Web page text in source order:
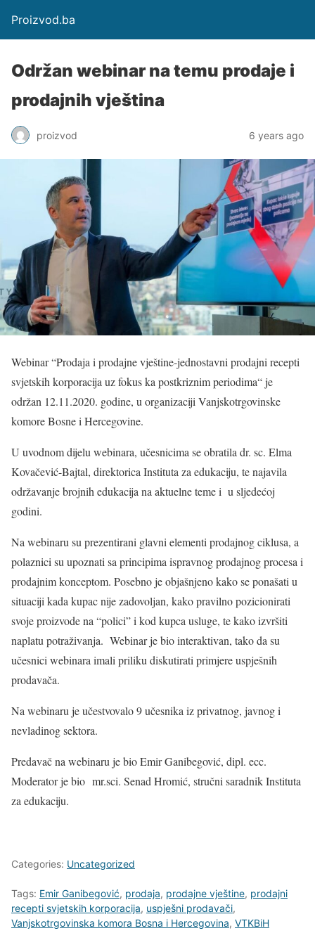
Proizvod.ba
Održan webinar na temu prodaje i
prodajnih vještina
proizvod 6 years ago
Webinar “Prodaja i prodajne vještine-jednostavni prodajni recepti
svjetskih korporacija uz fokus ka postkriznim periodima“ je
održan 12.11.2020. godine, u organizaciji Vanjskotrgovinske
komore Bosne i Hercegovine.
U uvodnom dijelu webinara, učesnicima se obratila dr. sc. Elma
Kovačević-Bajtal, direktorica Instituta za edukaciju, te najavila
održavanje brojnih edukacija na aktuelne teme i u sljedećoj
godini.
Na webinaru su prezentirani glavni elementi prodajnog ciklusa, a
polaznici su upoznati sa principima ispravnog prodajnog procesa i
prodajnim konceptom. Posebno je objašnjeno kako se ponašati u
situaciji kada kupac nije zadovoljan, kako pravilno pozicionirati
svoje proizvode na “polici” i kod kupca usluge, te kako izvršiti
naplatu potraživanja. Webinar je bio interaktivan, tako da su
učesnici webinara imali priliku diskutirati primjere uspješnih
prodavača.
Na webinaru je učestvovalo 9 učesnika iz privatnog, javnog i
nevladinog sektora.
Predavač na webinaru je bio Emir Ganibegović, dipl. ecc.
Moderator je bio mr.sci. Senad Hromić, stručni saradnik Instituta
za edukaciju.
Categories: Uncategorized
Tags: Emir Ganibegović, prodaja, prodajne vještine, prodajni
recepti svjetskih korporacija, uspješni prodavači,
Vanjskotrgovinska komora Bosna i Hercegovina, VTKBiH